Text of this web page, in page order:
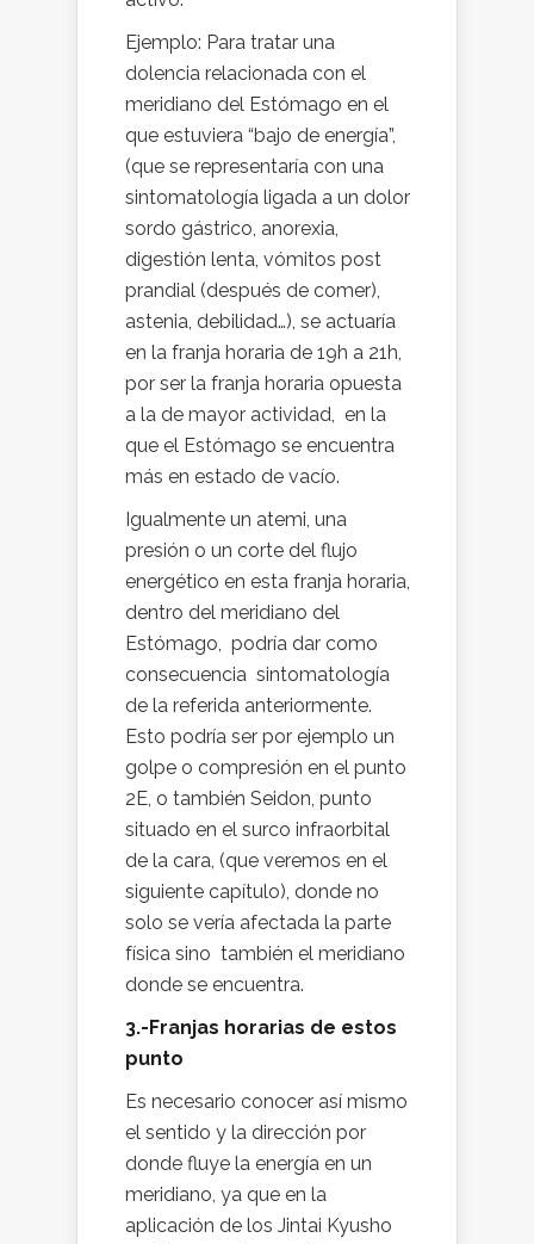
Ejemplo: Para tratar una
dolencia relacionada con el
meridiano del Estómago en el
que estuviera “bajo de energía”,
(que se representaría con una
sintomatología ligada a un dolor
sordo gástrico, anorexia,
digestión lenta, vómitos post
prandial (después de comer),
astenia, debilidad…), se actuaría
en la franja horaria de 19h a 21h,
por ser la franja horaria opuesta
a la de mayor actividad, en la
que el Estómago se encuentra
más en estado de vacío.
Igualmente un atemi, una
presión o un corte del flujo
energético en esta franja horaria,
dentro del meridiano del
Estómago, podría dar como
consecuencia sintomatología
de la referida anteriormente.
Esto podría ser por ejemplo un
golpe o compresión en el punto
2E, o también Seidon, punto
situado en el surco infraorbital
de la cara, (que veremos en el
siguiente capítulo), donde no
solo se vería afectada la parte
física sino también el meridiano
donde se encuentra.
3.-Franjas horarias de estos
punto
Es necesario conocer así mismo
el sentido y la dirección por
donde fluye la energía en un
meridiano, ya que en la
aplicación de los Jintai Kyusho